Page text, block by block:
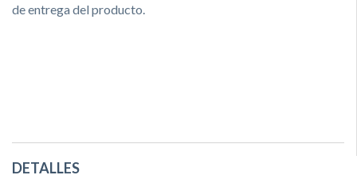
de entrega del producto.
DETALLES